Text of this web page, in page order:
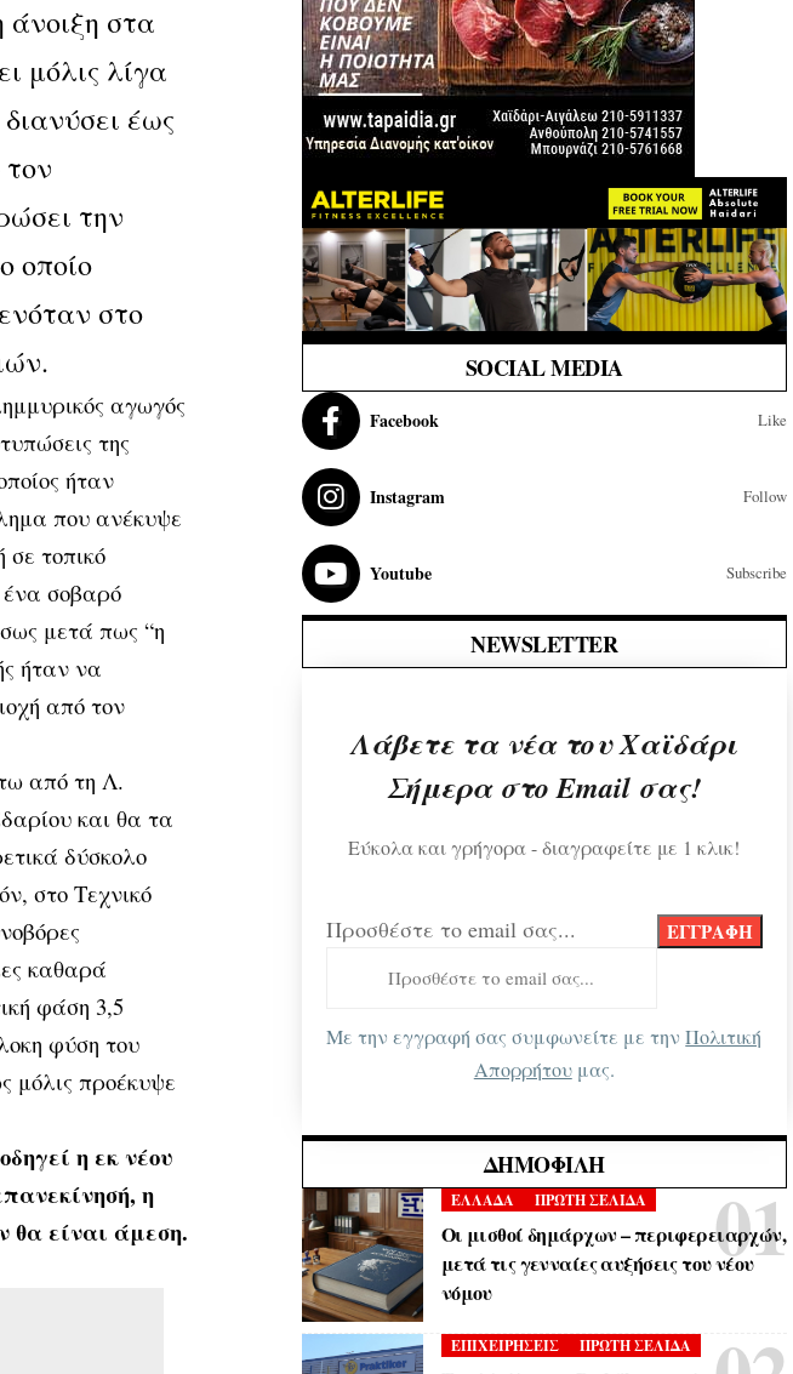
στα
μόλις λίγα
έως
την
οποίο
στο
αγωγός
της
ήταν
που ανέκυψε
τοπικό
ένα σοβαρό
μετά πως “η
ήταν να
από τον
από τη Λ.
και θα τα
δύσκολο
στο Τεχνικό
καθαρά
φάση 3,5
φύση του
μόλις προέκυψε
η εκ νέου
η
θα είναι άμεση.
SOCIAL MEDIA
Facebook Like
Instagram Follow
Youtube Subscribe
NEWSLETTER
Λάβετε τα νέα του Χαϊδάρι
Σήμερα στο Email σας!
Εύκολα και γρήγορα - διαγραφείτε με 1 κλικ!
Προσθέστε το email σας...
Με την εγγραφή σας συμφωνείτε με τηνΠολιτική
Απορρήτουμας.
ΔΗΜΟΦΙΛΉ
ΕΛΛΑΔΑ ΠΡΩΤΗ ΣΕΛΙΔΑ
Οι μισθοί δημάρχων – περιφερειαρχών,
μετά τις γενναίες αυξήσεις του νέου
νόμου
ΕΠΙΧΕΙΡΗΣΕΙΣ ΠΡΩΤΗ ΣΕΛΙΔΑ